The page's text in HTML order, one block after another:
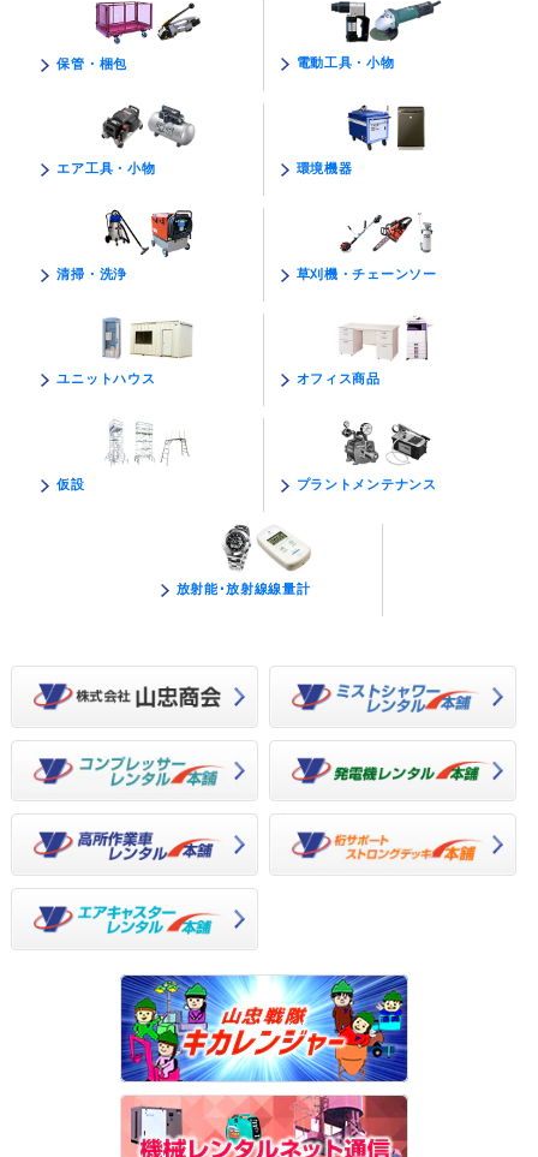
保管・梱包 電動工具・小物
エア工具・小物 環境機器
清掃・洗浄 草刈機・チェーンソー
ユニットハウス オフィス商品
仮設 プラントメンテナンス
放射能･放射線線量計